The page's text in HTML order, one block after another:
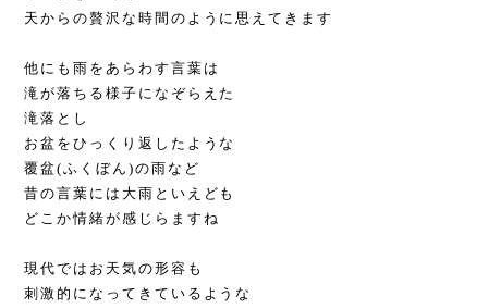
天からの贅沢な時間のように思えてきます
他にも雨をあらわす言葉は
滝が落ちる様子になぞらえた
滝落とし
お盆をひっくり返したような
覆盆(ふくぼん)の雨など
昔の言葉には大雨といえども
どこか情緒が感じらますね
現代ではお天気の形容も
刺激的になってきているような